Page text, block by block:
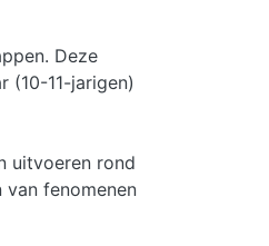
Deze
(10-11-jarigen)
uitvoeren rond
fenomenen